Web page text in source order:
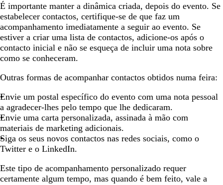
É importante manter a dinâmica criada, depois do evento. Se
estabelecer contactos, certifique-se de que faz um
acompanhamento imediatamente a seguir ao evento. Se
estiver a criar uma lista de contactos, adicione-os após o
contacto inicial e não se esqueça de incluir uma nota sobre
como se conheceram.
Outras formas de acompanhar contactos obtidos numa feira:
Envie um postal específico do evento com uma nota pessoal
a agradecer-lhes pelo tempo que lhe dedicaram.
Envie uma carta personalizada, assinada à mão com
materiais de marketing adicionais.
Siga os seus novos contactos nas redes sociais, como o
Twitter e o LinkedIn.
Este tipo de acompanhamento personalizado requer
certamente algum tempo, mas quando é bem feito, vale a